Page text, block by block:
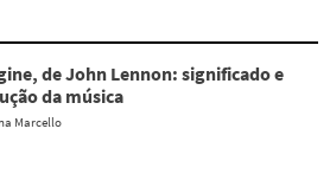
de John Lennon: significado e
da música
Marcello